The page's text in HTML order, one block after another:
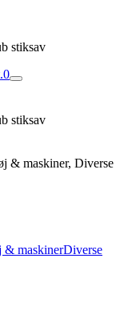
stiksav
0
stiksav
& maskiner, Diverse
maskinerDiverse